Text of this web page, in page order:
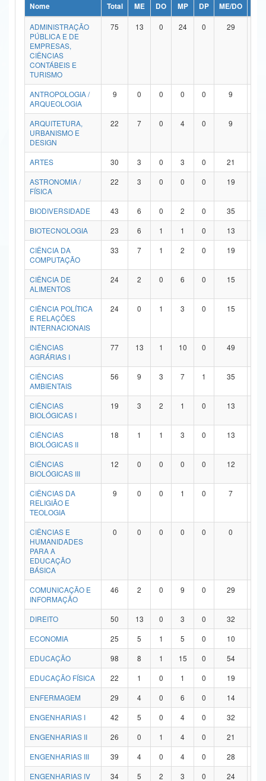
Ministério da Ciência, Tecnologia, Inovações e Comunicações
Ministério do Meio Ambiente
Ministério do Turismo
Ministério do Desenvolvimento Regional
Controladoria-Geral da União
Ministério da Mulher, da Família e dos Direitos Humanos
Secretaria de Governo
Advocacia-Geral da União
Banco Central do Brasil
Nome Total ME DO MP DP ME/DO
ADMINISTRAÇÃO
PÚBLICA E DE
EMPRESAS,
CIÊNCIAS
CONTÁBEIS E
TURISMO
75 13 0 24 0 29
ANTROPOLOGIA /
ARQUEOLOGIA
9 0 0 0 0 9
ARQUITETURA,
URBANISMO E
DESIGN
22 7 0 4 0 9
ARTES 30 3 0 3 0 21
ASTRONOMIA /
FÍSICA
22 3 0 0 0 19
BIODIVERSIDADE 43 6 0 2 0 35
BIOTECNOLOGIA
23 6 1 1 0 13
CIÊNCIA DA
COMPUTAÇÃO
33 7 1 2 0 19
CIÊNCIA DE
ALIMENTOS
24 2 0 6 0 15
CIÊNCIA POLÍTICA
E RELAÇÕES
INTERNACIONAIS
24 0 1 3 0 15
CIÊNCIAS
AGRÁRIAS I
77 13 1 10 0 49
CIÊNCIAS
AMBIENTAIS
56 9 3 7 1 35
CIÊNCIAS
BIOLÓGICAS I
19 3 2 1 0 13
CIÊNCIAS
BIOLÓGICAS II
18 1 1 3 0 13
CIÊNCIAS
BIOLÓGICAS III
12 0 0 0 0 12
CIÊNCIAS DA
RELIGIÃO E
TEOLOGIA
9 0 0 1 0 7
CIÊNCIAS E
HUMANIDADES
PARA A
EDUCAÇÃO
BÁSICA
0 0 0 0 0 0
COMUNICAÇÃO E
INFORMAÇÃO
46 2 0 9 0 29
DIREITO 50 13 0 3 0 32
ECONOMIA
25 5 1 5 0 10
EDUCAÇÃO
98 8 1 15 0 54
EDUCAÇÃO FÍSICA
22 1 0 1 0 19
ENFERMAGEM
29 4 0 6 0 14
ENGENHARIAS I
42 5 0 4 0 32
ENGENHARIAS II
26 0 1 4 0 21
ENGENHARIAS III
39 4 0 4 0 28
ENGENHARIAS IV
34 5 2 3 0 24